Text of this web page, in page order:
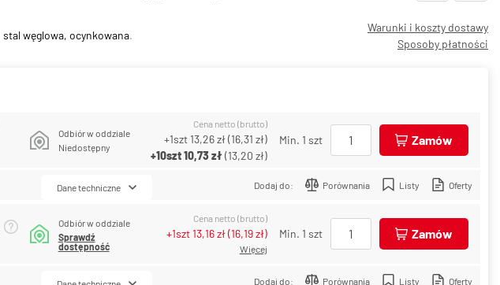
stal węglowa, ocynkowana.
Warunki i koszty dostawy
Sposoby płatności
Odbiór w oddziale
Niedostępny
Cena netto (brutto)
+1szt 13,26 zł(16,31 zł)
+10szt10,73 zł(13,20 zł)
Min. 1 szt Zamów
Dodaj do: Porównania Listy Oferty
Dane techniczne
Odbiór w oddziale
Sprawdź
dostępność
Cena netto (brutto)
+1szt13,16 zł(16,19 zł)
Więcej
Min. 1 szt Zamów
Dodaj do: Porównania Listy Oferty